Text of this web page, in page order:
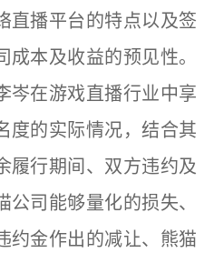
直播平台的特点以及签
本及收益的预见性。
岑在游戏直播行业中享
度的实际情况，结合其
履行期间、双方违约及
司能够量化的损失、
约金作出的减让、熊猫